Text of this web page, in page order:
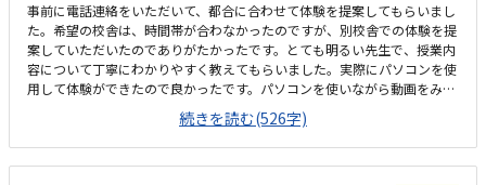
事前に電話連絡をいただいて、都合に合わせて体験を提案してもらいまし
た。希望の校舎は、時間帯が合わなかったのですが、別校舎での体験を提
案していただいたのでありがたかったです。とても明るい先生で、授業内
容について丁寧にわかりやすく教えてもらいました。実際にパソコンを使
用して体験ができたので良かったです。パソコンを使いながら動画をみて
自分で取り組んでいく方法でした。今、別の教室でプログラミングをして
いるので、体験内容としては本人には物足りない様子でした。ワードやエ
クセルの資格をとることができる点や塾が併設されている点が長い目でみ
ると大変魅力的でした。通いやすい場所ですが、希望の曜日の授業は時間
続きを読む(526字)